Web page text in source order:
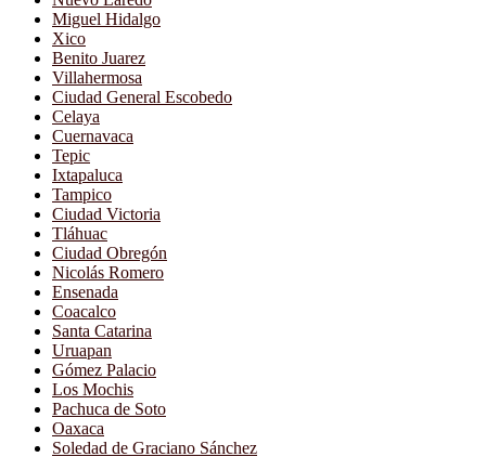
Miguel Hidalgo
Xico
Benito Juarez
Villahermosa
Ciudad General Escobedo
Celaya
Cuernavaca
Tepic
Ixtapaluca
Tampico
Ciudad Victoria
Tláhuac
Ciudad Obregón
Nicolás Romero
Ensenada
Coacalco
Santa Catarina
Uruapan
Gómez Palacio
Los Mochis
Pachuca de Soto
Oaxaca
Soledad de Graciano Sánchez